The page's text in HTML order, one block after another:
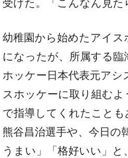
受けた。「こんなん見た
幼稚園から始めたアイ
になったが、所属する
ホッケー日本代表元ア
スホッケーに取り組む
で指導してくれたことも
熊谷昌治選手や、今日の
うまい」「格好いい」と